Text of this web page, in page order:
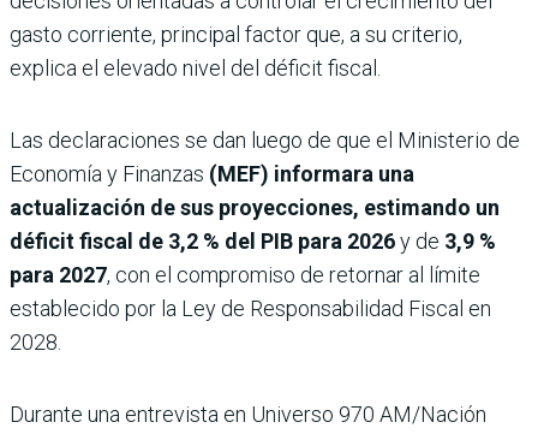
gasto corriente, principal factor que, a su criterio,
explica el elevado nivel del déficit fiscal.
Las declaraciones se dan luego de que el Ministerio de
Economía y Finanzas (MEF) informara una
actualización de sus proyecciones, estimando un
déficit fiscal de 3,2 % del PIB para 2026y de 3,9 %
para 2027, con el compromiso de retornar al límite
establecido por la Ley de Responsabilidad Fiscal en
2028.
Durante una entrevista en Universo 970 AM/Nación